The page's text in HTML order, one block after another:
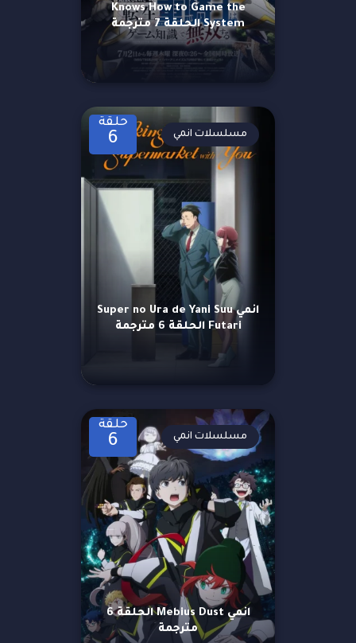
Knows How to Game the
System الحلقة 7 مترجمة
حلقة
6
انمي Super no Ura de Yani Suu
Futari الحلقة 6 مترجمة
مسلسلات انمي
حلقة
6
انمي Mebius Dust الحلقة 6
مترجمة
مسلسلات انمي